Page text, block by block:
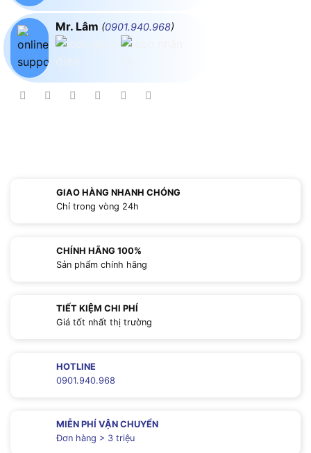
Mr. Lâm (0901.940.968)
GIAO HÀNG NHANH CHÓNG
Chỉ trong vòng 24h
CHÍNH HÃNG 100%
Sản phẩm chính hãng
TIẾT KIỆM CHI PHÍ
Giá tốt nhất thị trường
HOTLINE
0901.940.968
MIỄN PHÍ VẬN CHUYỂN
Đơn hàng > 3 triệu